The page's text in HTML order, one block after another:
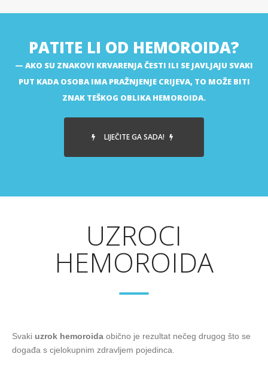
PATITE LI OD HEMOROIDA?
AKO SU ZNAKOVI KRVARENJA ČESTI ILI SE JAVLJAJU SVAKI
PUT KADA OSOBA IMA PRAŽNJENJE CRIJEVA, TO MOŽE BITI
ZNAK TEŠKOG OBLIKA HEMOROIDA.
LIJEČITE GA SADA!
UZROCI
HEMOROIDA
Svaki uzrok hemoroida obično je rezultat nečeg drugog što se
događa s cjelokupnim zdravljem pojedinca.